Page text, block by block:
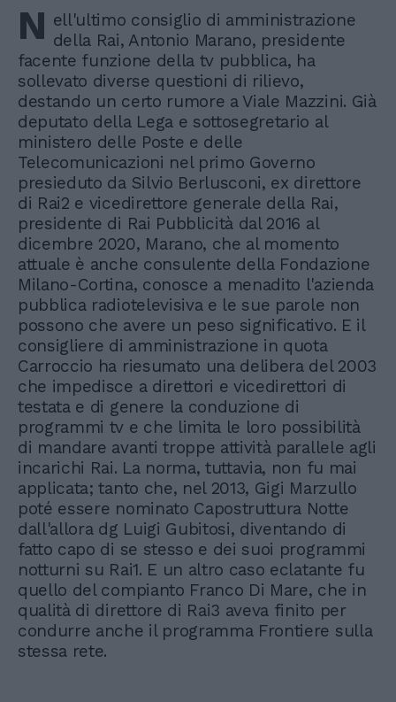
N ell'ultimo consiglio di amministrazione
della Rai, Antonio Marano, presidente
facente funzione della tv pubblica, ha
sollevato diverse questioni di rilievo,
destando un certo rumore a Viale Mazzini. Già
deputato della Lega e sottosegretario al
ministero delle Poste e delle
Telecomunicazioni nel primo Governo
presieduto da Silvio Berlusconi, ex direttore
di Rai2 e vicedirettore generale della Rai,
presidente di Rai Pubblicità dal 2016 al
dicembre 2020, Marano, che al momento
attuale è anche consulente della Fondazione
Milano-Cortina, conosce a menadito l'azienda
pubblica radiotelevisiva e le sue parole non
possono che avere un peso significativo. E il
consigliere di amministrazione in quota
Carroccio ha riesumato una delibera del 2003
che impedisce a direttori e vicedirettori di
testata e di genere la conduzione di
programmi tv e che limita le loro possibilità
di mandare avanti troppe attività parallele agli
incarichi Rai. La norma, tuttavia, non fu mai
applicata; tanto che, nel 2013, Gigi Marzullo
poté essere nominato Capostruttura Notte
dall'allora dg Luigi Gubitosi, diventando di
fatto capo di se stesso e dei suoi programmi
notturni su Rai1. E un altro caso eclatante fu
quello del compianto Franco Di Mare, che in
qualità di direttore di Rai3 aveva finito per
condurre anche il programma Frontiere sulla
stessa rete.